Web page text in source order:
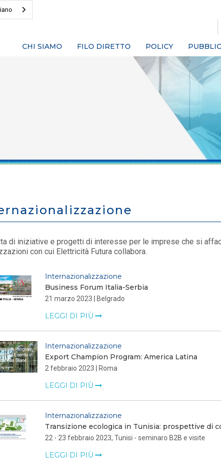
CHI SIAMO FILO DIRETTO POLICY
di iniziative e progetti di interesse per le imprese che si
con cui Elettricità Futura collabora.
Internazionalizzazione
Business Forum Italia-Serbia
21 marzo 2023 | Belgrado
LEGGI DI PIÙ
Internazionalizzazione
Export Champion Program: America Latina
2 febbraio 2023 | Roma
LEGGI DI PIÙ
Internazionalizzazione
Transizione ecologica in Tunisia: prospettive di
22 - 23 febbraio 2023, Tunisi - seminaro B2B e visite
LEGGI DI PIÙ